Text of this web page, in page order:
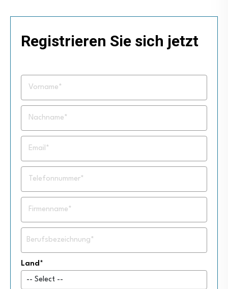
Registrieren Sie sich jetzt
Land*